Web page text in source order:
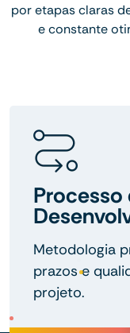
por etapas claras
e constante
Processo
Metodologia
prazos e
projeto.